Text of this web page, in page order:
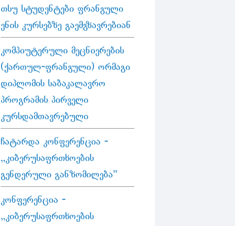
თსუ სტუდენტები ფრანგული
ენის კურსებზე გაემგზავრებიან
კომპიუტერული მეცნიერების
(ქართულ-ფრანგული) ორმაგი
დიპლომის საბაკალავრო
პროგრამის პირველი
კურსდამთავრებული
ჩატარდა კონფერენცია -
„კიბერუსაფრთხოების
გენდერული განზომილება"
კონფერენცია -
„კიბერუსაფრთხოების